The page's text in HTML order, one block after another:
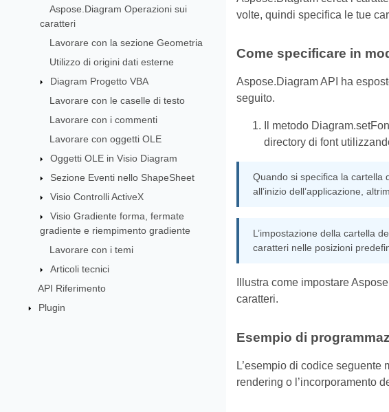
Aspose.Diagram Operazioni sui
caratteri
Lavorare con la sezione Geometria
Utilizzo di origini dati esterne
Diagram Progetto VBA
Lavorare con le caselle di testo
Lavorare con i commenti
Lavorare con oggetti OLE
Oggetti OLE in Visio Diagram
Sezione Eventi nello ShapeSheet
Visio Controlli ActiveX
Visio Gradiente forma, fermate
gradiente e riempimento gradiente
Lavorare con i temi
Articoli tecnici
API Riferimento
Plugin
volte, quindi specifica le tue
Come specificare in
Aspose.Diagram API ha
seguito.
Il metodo
directory di font
Quando si specifica la cartella
all’inizio dell’applicazione,
L’impostazione della cartella
caratteri nelle posizioni
Illustra come impostare
caratteri.
Esempio di
L’esempio di codice seguente
rendering o l’incorporamento